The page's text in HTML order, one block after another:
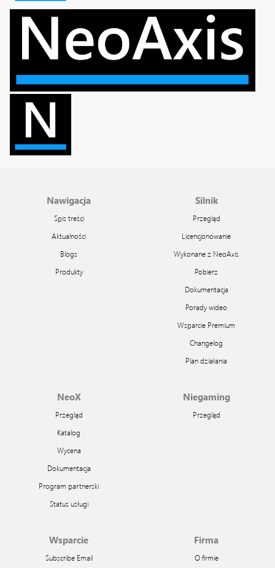
Nawigacja
Spis treści
Aktualności
Blogs
Produkty
Silnik
Przegląd
Licencjonowanie
Wykonane z NeoAxis
Pobierz
Dokumentacja
Porady wideo
Wsparcie Premium
Changelog
Plan działania
NeoX
Przegląd
Katalog
Wycena
Dokumentacja
Program partnerski
Status usługi
Niegaming
Przegląd
Wsparcie
Subscribe Email
Firma
O firmie